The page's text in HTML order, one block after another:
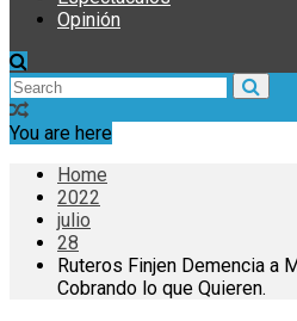
Opinión
You are here
Home
2022
julio
28
Ruteros Finjen Demencia a
Cobrando lo que Quieren.